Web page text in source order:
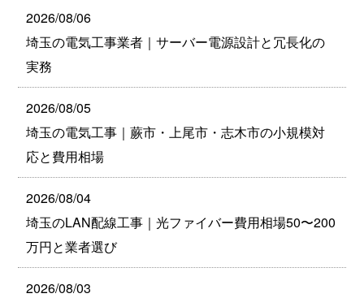
2026/08/06
埼玉の電気工事業者｜サーバー電源設計と冗長化の
実務
2026/08/05
埼玉の電気工事｜蕨市・上尾市・志木市の小規模対
応と費用相場
2026/08/04
埼玉のLAN配線工事｜光ファイバー費用相場50〜200
万円と業者選び
2026/08/03